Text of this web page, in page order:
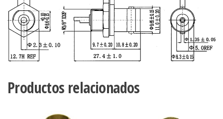
Productos relacionados